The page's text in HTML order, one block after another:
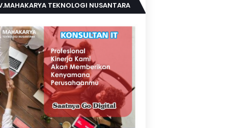
TEKNOLOGI NUSANTARA